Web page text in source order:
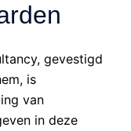
gevestigd
is
van
in deze